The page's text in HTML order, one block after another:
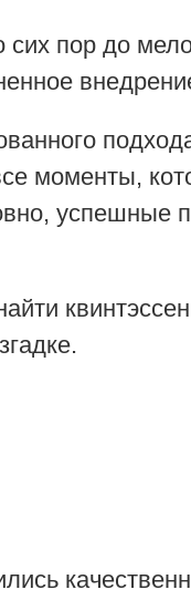
пор до
моменты,
успешные